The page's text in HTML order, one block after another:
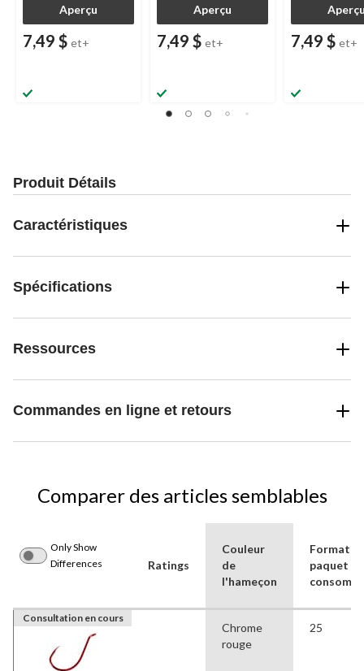
Aperçu
7,49 $ et+
Aperçu
7,49 $ et+ 7,49 $ et+
Produit Détails
Caractéristiques
Spécifications
Ressources
Commandes en ligne et retours
Comparer des articles semblables
Only Show
Differences
Ratings
Couleur
de
l'hameçon
Format
paquet
Consultation en cours
Chrome
rouge
25